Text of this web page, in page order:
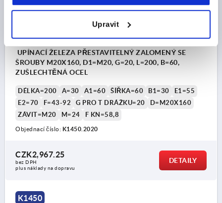
Upravit
UPÍNACÍ ŽELEZA PŘESTAVITELNÝ ZALOMENÝ SE
ŠROUBY M20X160, D1=M20, G=20, L=200, B=60,
ZUŠLECHTĚNÁ OCEL
DÉLKA=200 A=30 A1=60 ŠÍŘKA=60 B1=30
E1=55
E2=70
F=43-92 G PRO T DRÁŽKU=20
D=M20X160
ZÁVIT=M20
M=24 F KN=58,8
Objednací číslo: K1450.2020
CZK2,967.25
bez DPH
plus náklady na dopravu
DETAILY
K1450